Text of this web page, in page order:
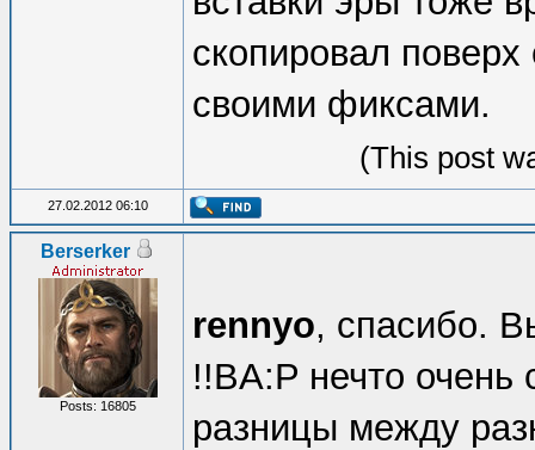
скопировал
своими фиксами.
(This post
27.02.2012 06:10
Berserker
Posts: 16805
rennyo, спасибо.
!!BA:P нечто
разницы между